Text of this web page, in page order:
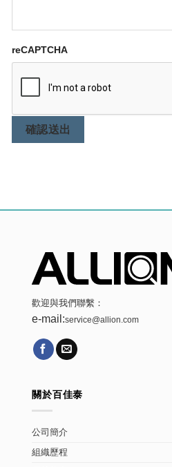
reCAPTCHA
確認送出
歡迎與我們聯繫：
e-mail:service@allion.com
關於百佳泰
公司簡介
組織歷程